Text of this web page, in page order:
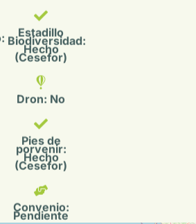
(Cesefor)
Dron: No
Pies de
porvenir:
(Cesefor)
Convenio:
Pendiente